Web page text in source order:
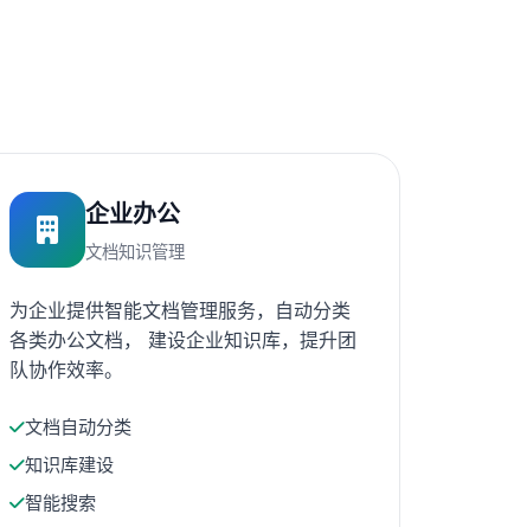
企业办公
文档知识管理
为企业提供智能文档管理服务，自动分类
各类办公文档， 建设企业知识库，提升团
队协作效率。
文档自动分类
知识库建设
智能搜索